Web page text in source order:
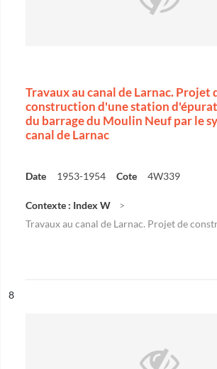
Travaux au canal de Larnac. Projet
construction d'une station
du barrage du Moulin Neuf par le
canal de Larnac
Date 1953-1954 Cote 4W339
Contexte : Index W
Travaux au canal de Larnac. Projet de
n°
8